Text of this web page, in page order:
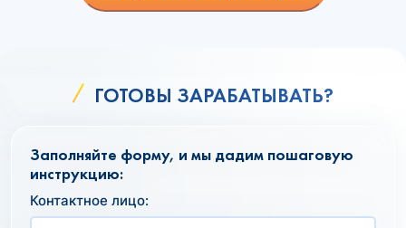
ГОТОВЫ ЗАРАБАТЫВАТЬ?
Заполняйте форму, и мы дадим пошаговую
инструкцию:
Контактное лицо: